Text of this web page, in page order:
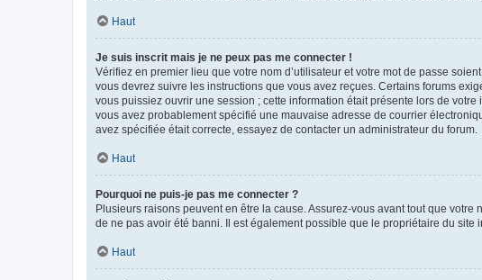
Haut
Je suis inscrit mais je ne peux pas me connecter !
Vérifiez en premier lieu que votre nom d’utilisateur et votre mot de passe
vous devrez suivre les instructions que vous avez reçues. Certains forums
vous puissiez ouvrir une session ; cette information était présente lors de
vous avez probablement spécifié une mauvaise adresse de courrier
avez spécifiée était correcte, essayez de contacter un administrateur du forum.
Haut
Pourquoi ne puis-je pas me connecter ?
Plusieurs raisons peuvent en être la cause. Assurez-vous avant tout que
de ne pas avoir été banni. Il est également possible que le propriétaire du
Haut